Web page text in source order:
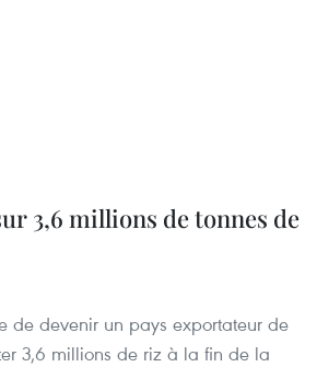
3,6 millions de tonnes de
de devenir un pays exportateur de
3,6 millions de riz à la fin de la